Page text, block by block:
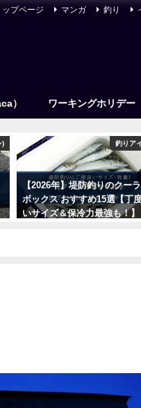
ップページ マンガ 釣り
） ワーキングホリデー
) 釣りア
【2026年】堤防釣りのクー
ボックス おすすめ15選【丁
いサイズ＆保冷力最強も！】